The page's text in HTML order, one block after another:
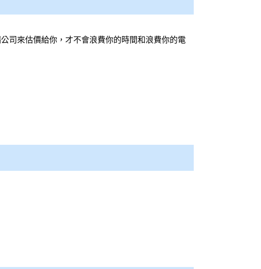
司來估價給你，才不會浪費你的時間和浪費你的電